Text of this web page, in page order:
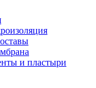
и пластыри